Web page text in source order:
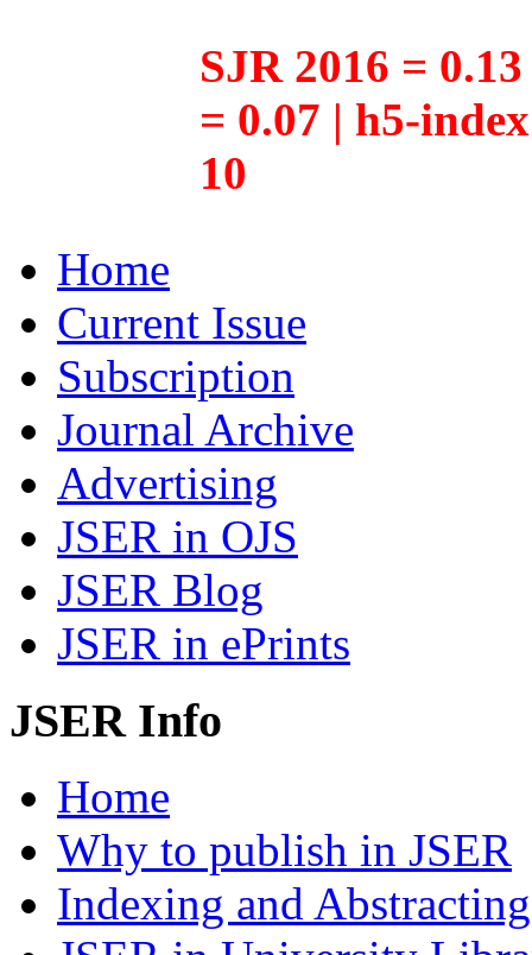
SJR 2016 =
= 0.07 | h5-
10
Home
Current Issue
Subscription
Journal Archive
Advertising
JSER in OJS
JSER Blog
JSER in ePrints
JSER Info
Home
Why to publish in JSER
Indexing and Abstracting